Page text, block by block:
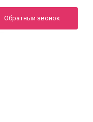
Обратный звонок